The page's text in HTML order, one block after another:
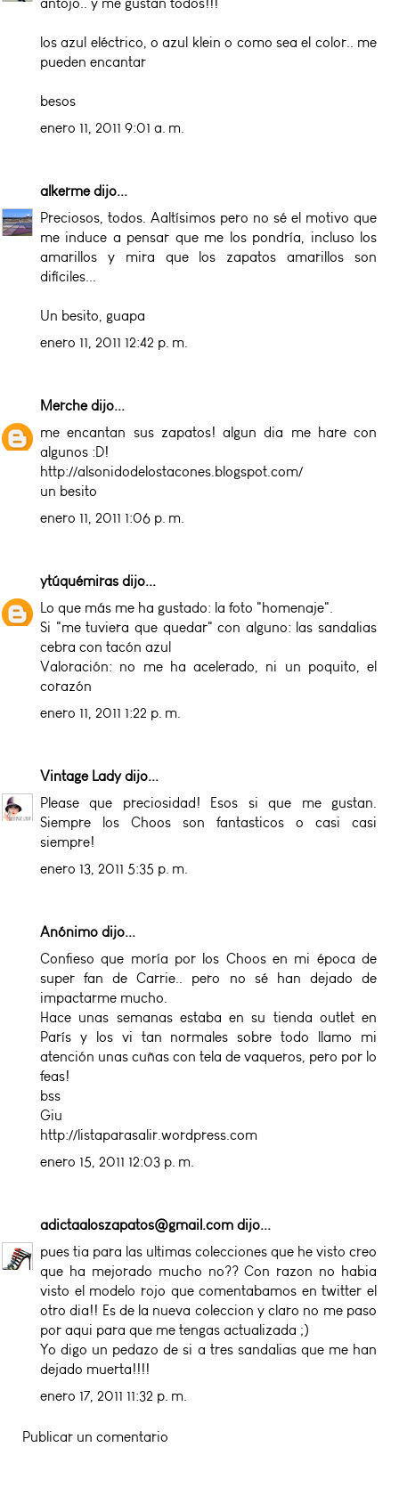
los azul eléctrico, o azul klein o como sea el color.. me
pueden encantar
besos
enero 11, 2011 9:01 a. m.
alkermedijo...
Preciosos, todos. Aaltísimos pero no sé el motivo que
me induce a pensar que me los pondría, incluso los
amarillos y mira que los zapatos amarillos son
difíciles...
Un besito, guapa
enero 11, 2011 12:42 p. m.
Merchedijo...
me encantan sus zapatos! algun dia me hare con
algunos :D!
http://alsonidodelostacones.blogspot.com/
un besito
enero 11, 2011 1:06 p. m.
ytúquémiras dijo...
Lo que más me ha gustado: la foto "homenaje".
Si "me tuviera que quedar" con alguno: las sandalias
cebra con tacón azul
Valoración: no me ha acelerado, ni un poquito, el
corazón
enero 11, 2011 1:22 p. m.
Vintage Ladydijo...
Please que preciosidad! Esos si que me gustan.
Siempre los Choos son fantasticos o casi casi
siempre!
enero 13, 2011 5:35 p. m.
Anónimo dijo...
Confieso que moría por los Choos en mi época de
super fan de Carrie.. pero no sé han dejado de
impactarme mucho.
Hace unas semanas estaba en su tienda outlet en
París y los vi tan normales sobre todo llamo mi
atención unas cuñas con tela de vaqueros, pero por lo
feas!
bss
Giu
http://listaparasalir.wordpress.com
enero 15, 2011 12:03 p. m.
adictaaloszapatos@gmail.com dijo...
pues tia para las ultimas colecciones que he visto creo
que ha mejorado mucho no?? Con razon no habia
visto el modelo rojo que comentabamos en twitter el
otro dia!! Es de la nueva coleccion y claro no me paso
por aqui para que me tengas actualizada ;)
Yo digo un pedazo de si a tres sandalias que me han
dejado muerta!!!!
enero 17, 2011 11:32 p. m.
Publicar un comentario